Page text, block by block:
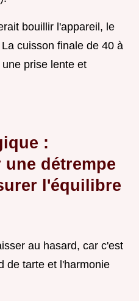
bouillir l'appareil, le
cuisson finale de 40 à
prise lente et
:
détrempe
l'équilibre
au hasard, car c'est
de tarte et l'harmonie